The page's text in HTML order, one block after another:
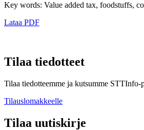
Key words: Value added tax, foodstuffs,
Lataa PDF
Tilaa tiedotteet
Tilaa tiedotteemme ja kutsumme STTInfo-
Tilauslomakkeelle
Tilaa uutiskirje